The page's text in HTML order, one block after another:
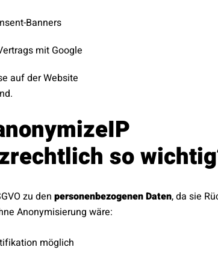
Banners
mit Google
auf der Website
so
zu den personenbezogenen Daten, da sie
Anonymisierung wäre:
möglich